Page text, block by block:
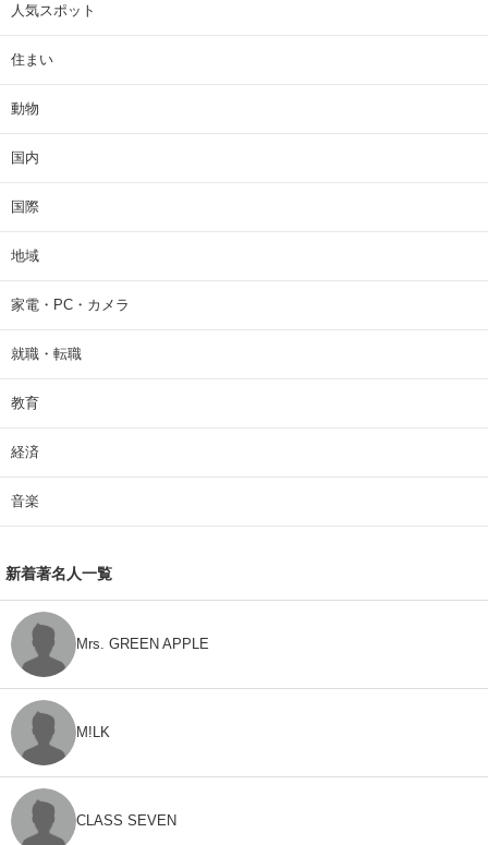
人気スポット
住まい
動物
国内
国際
地域
家電・PC・カメラ
就職・転職
教育
経済
音楽
新着著名人一覧
Mrs. GREEN APPLE
M!LK
CLASS SEVEN